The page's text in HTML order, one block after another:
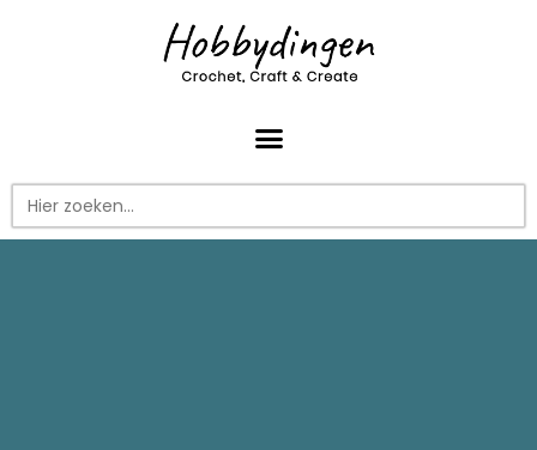
Zoek
naar: